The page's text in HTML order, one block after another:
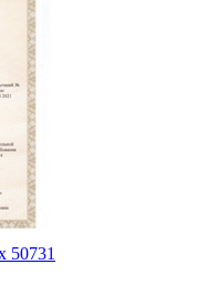
50731